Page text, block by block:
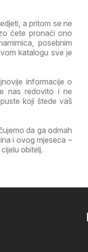
a pritom se ne
ćete pronaći ono
posebnim
katalogu sve je
informacije o
nas redovito i ne
koji štede vaš
da ga odmah
i ovog mjeseca –
obitelj.